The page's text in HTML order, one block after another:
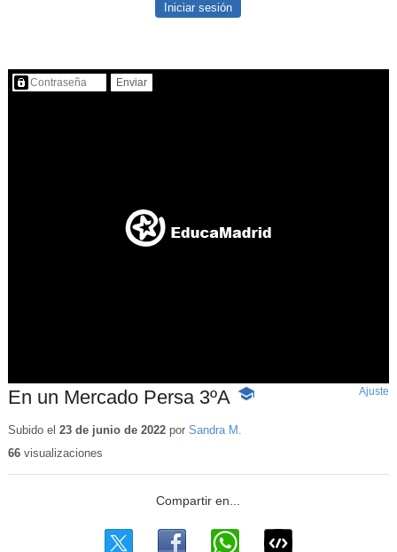
Iniciar sesión
Contenido protegido…
En un Mercado Persa 3ºA -
educativo
Ajuste
Subido el 23 de junio de 2022por Sandra M.
66visualizaciones